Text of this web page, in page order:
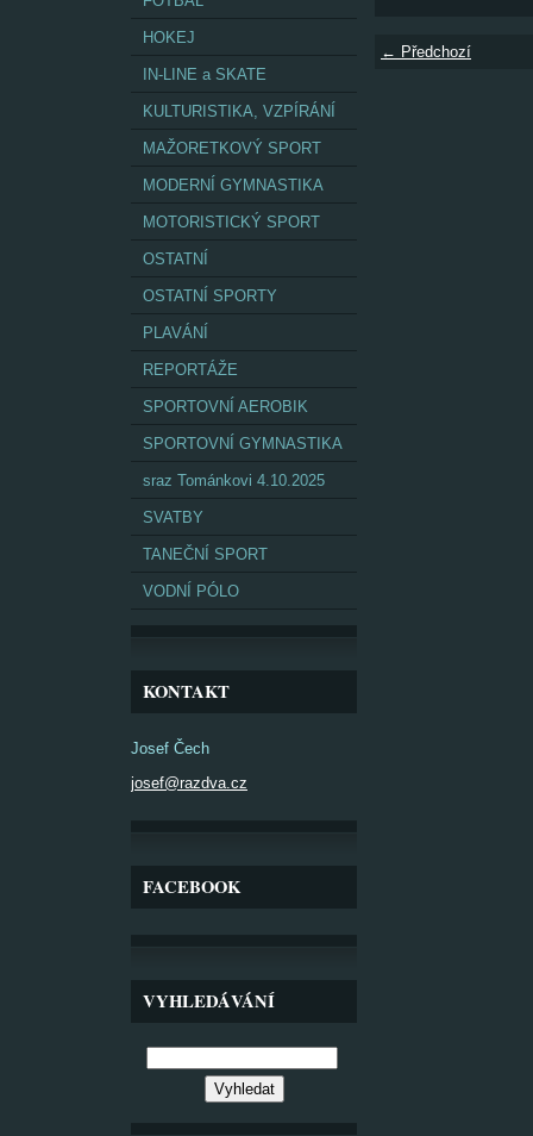
HOKEJ
IN-LINE a SKATE
KULTURISTIKA, VZPÍRÁNÍ
MAŽORETKOVÝ SPORT
MODERNÍ GYMNASTIKA
MOTORISTICKÝ SPORT
OSTATNÍ
OSTATNÍ SPORTY
PLAVÁNÍ
REPORTÁŽE
SPORTOVNÍ AEROBIK
SPORTOVNÍ GYMNASTIKA
sraz Tománkovi 4.10.2025
SVATBY
TANEČNÍ SPORT
VODNÍ PÓLO
KONTAKT
Josef Čech
josef@razdva.cz
FACEBOOK
VYHLEDÁVÁNÍ
← Předchozí